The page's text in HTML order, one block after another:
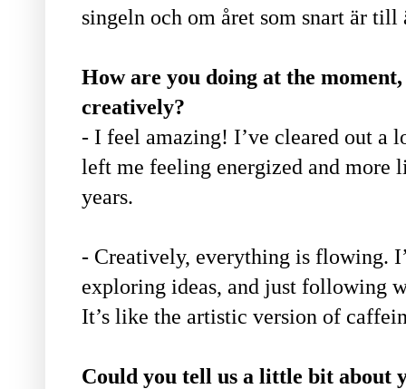
singeln och om året som snart är till
How are you doing at the
creatively?
- I feel amazing! I’ve cleared out a
left me feeling energized and more
years.
- Creatively, everything is flowing.
exploring ideas, and just following
It’s like the artistic version of
Could you tell us a little bit about